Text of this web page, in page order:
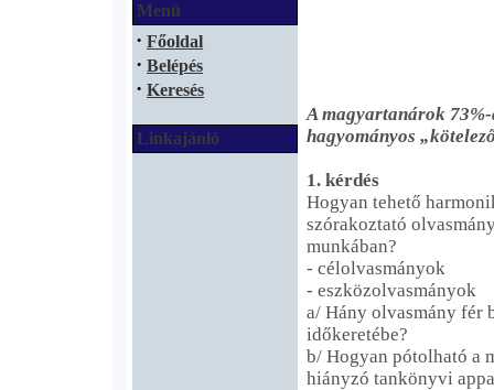
Menü
· Főoldal
· Belépés
· Keresés
Linkajánló
A magyartanárok
hagyományos
1. kérdés
Hogyan tehető
szórakoztató
munkában?
- célolvasmányok
- eszközolvasmányok
a/ Hány olvasmány fér
időkeretébe?
b/ Hogyan pótolható a
hiányzó tankönyvi